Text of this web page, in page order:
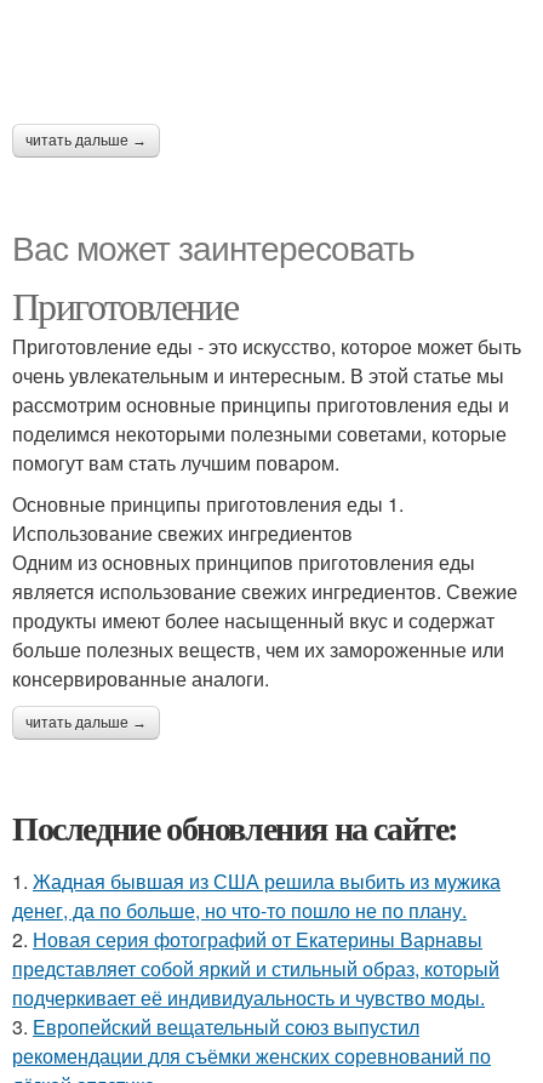
читать дальше →
Вас может заинтересовать
Приготовление
Приготовление еды - это искусство, которое может быть
очень увлекательным и интересным. В этой статье мы
рассмотрим основные принципы приготовления еды и
поделимся некоторыми полезными советами, которые
помогут вам стать лучшим поваром.
Основные принципы приготовления еды 1.
Использование свежих ингредиентов
Одним из основных принципов приготовления еды
является использование свежих ингредиентов. Свежие
продукты имеют более насыщенный вкус и содержат
больше полезных веществ, чем их замороженные или
консервированные аналоги.
читать дальше →
Последние обновления на сайте:
1. Жадная бывшая из США решила выбить из мужика
денег, да по больше, но что-то пошло не по плану.
2. Новая серия фотографий от Екатерины Варнавы
представляет собой яркий и стильный образ, который
подчеркивает её индивидуальность и чувство моды.
3. Европейский вещательный союз выпустил
рекомендации для съёмки женских соревнований по